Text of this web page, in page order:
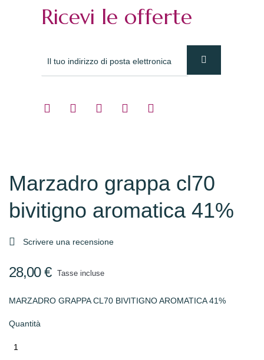
Ricevi le offerte
Marzadro grappa cl70
bivitigno aromatica 41%
 Scrivere una recensione
28,00 € Tasse incluse
MARZADRO GRAPPA CL70 BIVITIGNO AROMATICA 41%
Quantità